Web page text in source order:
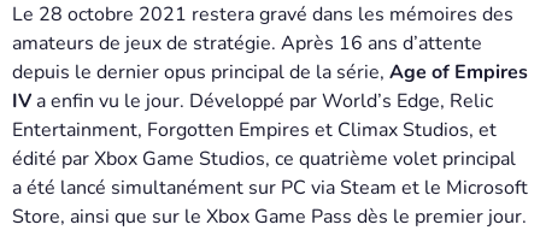
Le 28 octobre 2021 restera gravé dans les mémoires des
amateurs de jeux de stratégie. Après 16 ans d’attente
depuis le dernier opus principal de la série, Age of Empires
IV a enfin vu le jour. Développé par World’s Edge, Relic
Entertainment, Forgotten Empires et Climax Studios, et
édité par Xbox Game Studios, ce quatrième volet principal
a été lancé simultanément sur PC via Steam et le Microsoft
Store, ainsi que sur le Xbox Game Pass dès le premier jour.